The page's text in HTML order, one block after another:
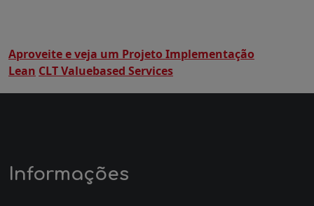
Aproveite e veja um Projeto Implementação
Lean CLT Valuebased Services
Informações